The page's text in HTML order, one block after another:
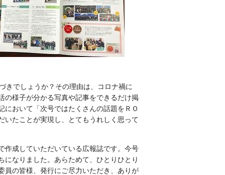
きでしょうか？その理由は、コロナ禍に
の様子が分かる写真や記事をできるだけ掲
おいて「次号ではたくさんの話題をＲＯ
いたことが実現し、とてもうれしく思って
作成していただいている広報誌です。今号
なりました。あらためて、ひとりひとり
員の皆様、発行にご尽力いただき、ありが